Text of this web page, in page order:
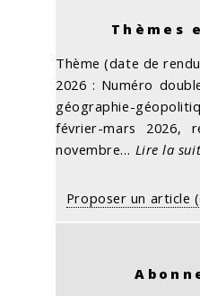
Thèmes
Thème (date de
2026 : Numéro
géographie-
février-mars 2026,
novembre… Lire la
Proposer un article